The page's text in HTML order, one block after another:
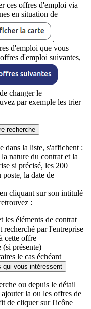
ces offres d'emploi via
en situation de
.
d'emploi que vous
d'emploi suivantes,
changer le
par exemple les trier
recherche
dans la liste, s'affichent :
nature du contrat et la
si précisé, les 200
la date de
cliquant sur son intitulé
:
les éléments de contrat
par l'entreprise
cette offre
(si présente)
le cas échéant
qui vous intéressent
ou depuis le détail
la ou les offres de
de cliquer sur l'icône